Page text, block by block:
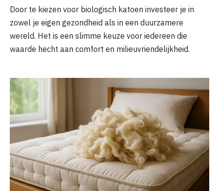
Door te kiezen voor biologisch katoen investeer je in
zowel je eigen gezondheid als in een duurzamere
wereld. Het is een slimme keuze voor iedereen die
waarde hecht aan comfort en milieuvriendelijkheid.